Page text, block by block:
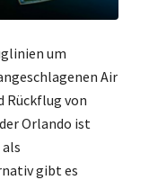
um
Air
Rückflug von
Orlando ist
gibt es